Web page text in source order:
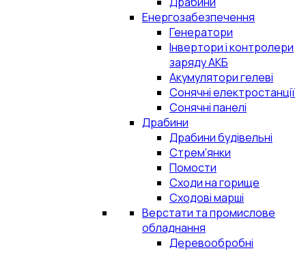
Енергозабезпечення
Генератори
Інвертори і контролери
заряду АКБ
Акумулятори гелеві
Сонячні електростанції
Сонячні панелі
Драбини
Драбини будівельні
Стрем'янки
Помости
Сходи на горище
Сходові марші
Верстати та промислове
обладнання
Деревообробні